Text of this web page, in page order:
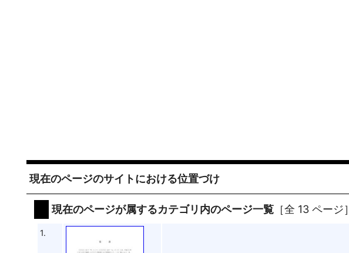
現在のページのサイトにおける位置づけ
現在のページが属するカテゴリ内のページ一覧 ［全 13 ページ］
1.